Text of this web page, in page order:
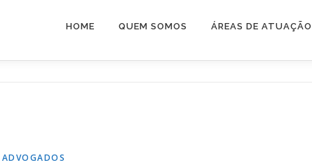
HOME QUEM SOMOS ÁREAS DE ATUAÇÃO